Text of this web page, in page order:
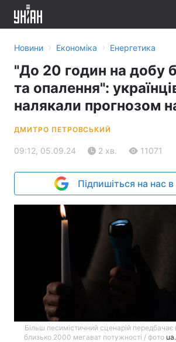
Новини › Економіка › Енергетика
"До 20 годин на добу
та опалення":
налякали прогнозом
ДМИТРО ПЕТРОВСЬКИЙ
09:12, 05.09.24 2 хв. 11071
Підпишіться на нас
Більш песимістичний сценарій
близько 2000 мегават потужності / фото